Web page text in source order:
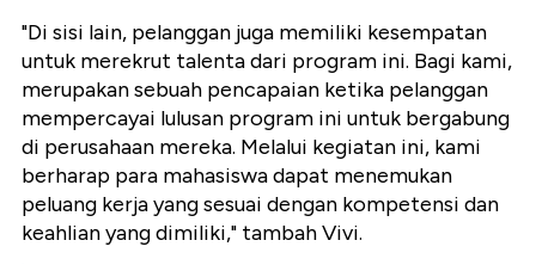
"Di sisi lain, pelanggan juga memiliki kesempatan
untuk merekrut talenta dari program ini. Bagi kami,
merupakan sebuah pencapaian ketika pelanggan
mempercayai lulusan program ini untuk bergabung
di perusahaan mereka. Melalui kegiatan ini, kami
berharap para mahasiswa dapat menemukan
peluang kerja yang sesuai dengan kompetensi dan
keahlian yang dimiliki," tambah Vivi.